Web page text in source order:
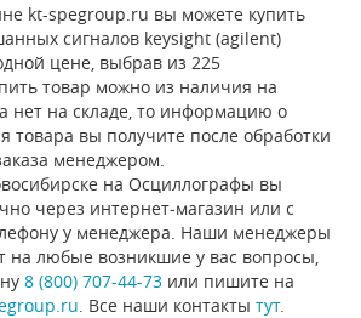
kt-spegroup.ru вы можете купить
сигналов keysight (agilent)
цене, выбрав из 225
товар можно из наличия на
нет на складе, то информацию о
товара вы получите после обработки
менеджером.
на Осциллографы вы
через интернет-магазин или с
у менеджера. Наши менеджеры
на любые возникшие у вас вопросы,
8 (800) 707-44-73 или пишите на
. Все наши контакты тут.